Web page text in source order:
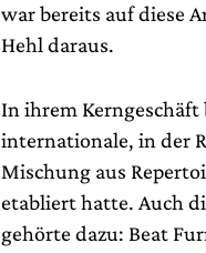
war bereits auf diese
Hehl daraus.
In ihrem Kerngeschäft
internationale, in der
Mischung aus
etabliert hatte. Auch
gehörte dazu: Beat